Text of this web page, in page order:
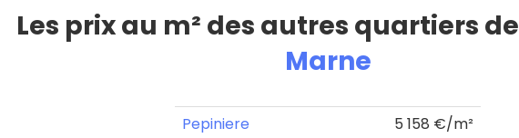
Les prix au m² des autres quartiers de
Marne
Pepiniere
5 158 €/m²